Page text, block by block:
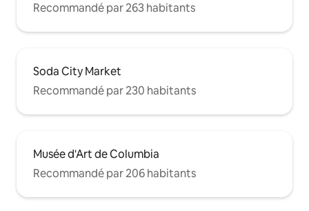
Recommandé par 263 habitants
Soda City Market
Recommandé par 230 habitants
Musée d'Art de Columbia
Recommandé par 206 habitants